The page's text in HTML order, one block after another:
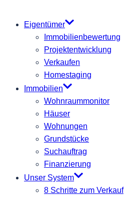
Eigentümer
Immobilienbewertung
Projektentwicklung
Verkaufen
Homestaging
Immobilien
Wohnraummonitor
Häuser
Wohnungen
Grundstücke
Suchauftrag
Finanzierung
Unser System
8 Schritte zum Verkauf